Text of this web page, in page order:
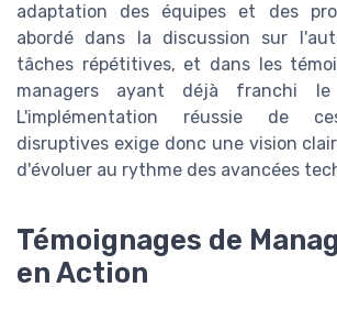
adaptation des équipes et des
abordé dans la discussion sur
tâches répétitives, et dans les
managers ayant déjà franchi
L'implémentation réussie de
disruptives exige donc une vision
d'évoluer au rythme des avancées
Témoignages de
en Action